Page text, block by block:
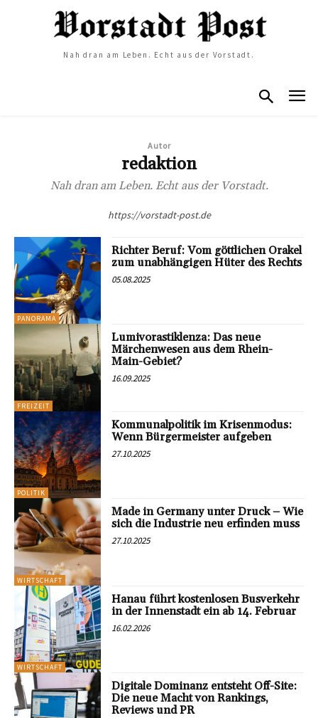
Nah dran am Leben. Echt aus der Vorstadt.
Autor
redaktion
Nah dran am Leben. Echt aus der Vorstadt.
https://vorstadt-post.de
PANORAMA
Richter Beruf: Vom göttlichen Orakel
zum unabhängigen Hüter des Rechts
05.08.2025
FREIZEIT
Lumivorastiklenza: Das neue
Märchenwesen aus dem Rhein-
Main-Gebiet?
16.09.2025
POLITIK
Kommunalpolitik im Krisenmodus:
Wenn Bürgermeister aufgeben
27.10.2025
WIRTSCHAFT
Made in Germany unter Druck – Wie
sich die Industrie neu erfinden muss
27.10.2025
WIRTSCHAFT
Hanau führt kostenlosen Busverkehr
in der Innenstadt ein ab 14. Februar
16.02.2026
Digitale Dominanz entsteht Off-Site:
Die neue Macht von Rankings,
Reviews und PR